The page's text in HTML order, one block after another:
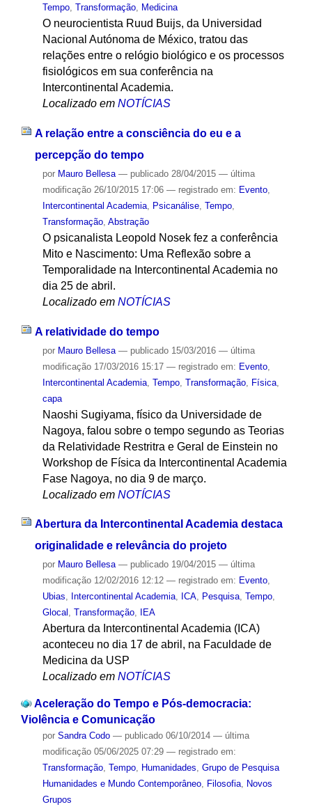
Tempo, Transformação, Medicina
O neurocientista Ruud Buijs, da Universidad
Nacional Autónoma de México, tratou das
relações entre o relógio biológico e os processos
fisiológicos em sua conferência na
Intercontinental Academia.
Localizado em NOTÍCIAS
A relação entre a consciência do eu e a
percepção do tempo
por Mauro Bellesa — publicado28/04/2015 — última
modificação26/10/2015 17:06 — registrado em: Evento,
Intercontinental Academia, Psicanálise, Tempo,
Transformação, Abstração
O psicanalista Leopold Nosek fez a conferência
Mito e Nascimento: Uma Reflexão sobre a
Temporalidade na Intercontinental Academia no
dia 25 de abril.
Localizado em NOTÍCIAS
A relatividade do tempo
por Mauro Bellesa — publicado15/03/2016 — última
modificação17/03/2016 15:17 — registrado em: Evento,
Intercontinental Academia, Tempo, Transformação, Física,
capa
Naoshi Sugiyama, físico da Universidade de
Nagoya, falou sobre o tempo segundo as Teorias
da Relatividade Restritra e Geral de Einstein no
Workshop de Física da Intercontinental Academia
Fase Nagoya, no dia 9 de março.
Localizado em NOTÍCIAS
Abertura da Intercontinental Academia destaca
originalidade e relevância do projeto
por Mauro Bellesa — publicado19/04/2015 — última
modificação12/02/2016 12:12 — registrado em: Evento,
Ubias, Intercontinental Academia, ICA, Pesquisa, Tempo,
Glocal , Transformação, IEA
Abertura da Intercontinental Academia (ICA)
aconteceu no dia 17 de abril, na Faculdade de
Medicina da USP
Localizado em NOTÍCIAS
Aceleração do Tempo e Pós-democracia:
Violência e Comunicação
por Sandra Codo — publicado06/10/2014 — última
modificação05/06/2025 07:29 — registrado em:
Transformação, Tempo, Humanidades, Grupo de Pesquisa
Humanidades e Mundo Contemporâneo, Filosofia, Novos
Grupos